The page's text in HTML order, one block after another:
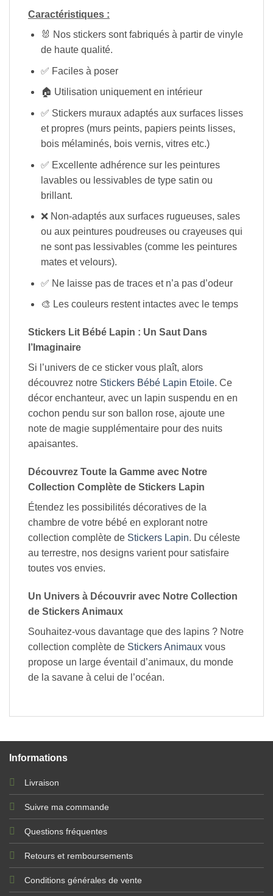
Caractéristiques :
🐰 Nos stickers sont fabriqués à partir de vinyle
de haute qualité.
✅ Faciles à poser
🏠 Utilisation uniquement en intérieur
✅ Stickers muraux adaptés aux surfaces lisses
et propres (murs peints, papiers peints lisses,
bois mélaminés, bois vernis, vitres etc.)
✅ Excellente adhérence sur les peintures
lavables ou lessivables de type satin ou
brillant.
❌ Non-adaptés aux surfaces rugueuses, sales
ou aux peintures poudreuses ou crayeuses qui
ne sont pas lessivables (comme les peintures
mates et velours).
✅ Ne laisse pas de traces et n’a pas d’odeur
🎨 Les couleurs restent intactes avec le temps
Stickers Lit Bébé Lapin : Un Saut Dans
l’Imaginaire
Si l’univers de ce sticker vous plaît, alors
découvrez notre Stickers Bébé Lapin Etoile. Ce
décor enchanteur, avec un lapin suspendu en en
cochon pendu sur son ballon rose, ajoute une
note de magie supplémentaire pour des nuits
apaisantes.
Découvrez Toute la Gamme avec Notre
Collection Complète de Stickers Lapin
Étendez les possibilités décoratives de la
chambre de votre bébé en explorant notre
collection complète de Stickers Lapin. Du céleste
au terrestre, nos designs varient pour satisfaire
toutes vos envies.
Un Univers à Découvrir avec Notre Collection
de Stickers Animaux
Souhaitez-vous davantage que des lapins ? Notre
collection complète de Stickers Animaux vous
propose un large éventail d’animaux, du monde
de la savane à celui de l’océan.
Informations
Livraison
Suivre ma commande
Questions fréquentes
Retours et remboursements
Conditions générales de vente